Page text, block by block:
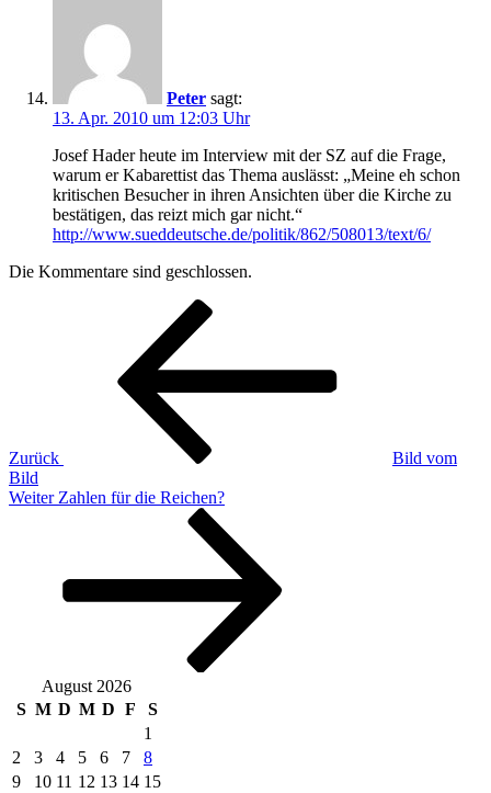
Peter sagt:
13. Apr. 2010 um 12:03 Uhr
Josef Hader heute im Interview mit der SZ auf die Frage,
warum er Kabarettist das Thema auslässt: „Meine eh schon
kritischen Besucher in ihren Ansichten über die Kirche zu
bestätigen, das reizt mich gar nicht.“
http://www.sueddeutsche.de/politik/862/508013/text/6/
Die Kommentare sind geschlossen.
Beitragsnavigation
Zurück
Bild vom
Bild
Nächster
Weiter Zahlen für die Reichen?
August 2026
S M D M D F
S
1
2
3 4 5 6 7
8
9
10 11 12 13 14 15